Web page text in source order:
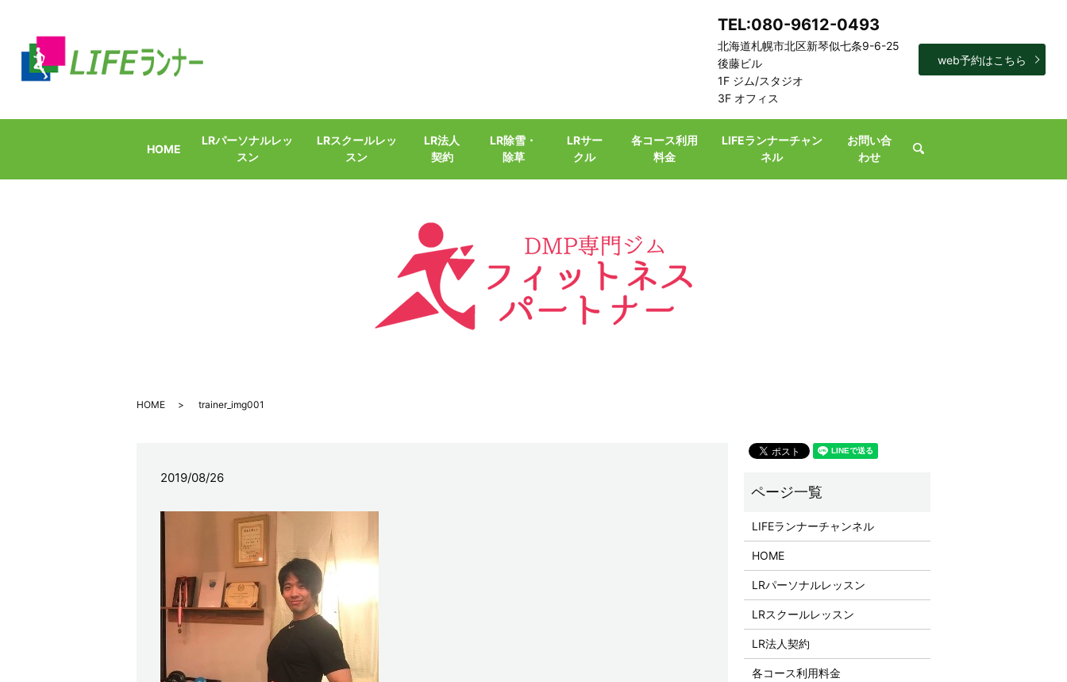
HOME
LRパーソナルレッ
スン
LRスクールレッ
スン
LR法人
契約
LR除雪・
除草
LRサー
クル
各コース利用
料金
LIFEランナーチャン
ネル
お問い合
わせ
search
TEL:080-9612-0493
北海道札幌市北区新琴似七条9-6-25
後藤ビル
1F ジム/スタジオ
3F オフィス
web予約はこちら
HOME trainer_img001
2019/08/26
LIFEランナーチャンネル
HOME
LRパーソナルレッスン
LRスクールレッスン
LR法人契約
各コース利用料金